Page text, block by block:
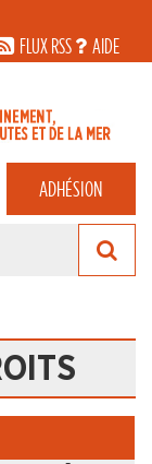
FLUX RSS
AIDE
ADHÉSION